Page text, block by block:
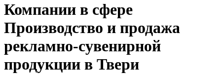
Компании в сфере
Производство и продажа
рекламно-сувенирной
продукции в Твери